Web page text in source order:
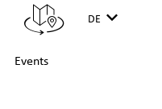
Events
DE